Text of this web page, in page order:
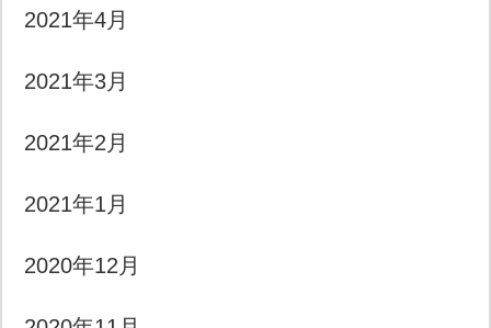
2021年4月
2021年3月
2021年2月
2021年1月
2020年12月